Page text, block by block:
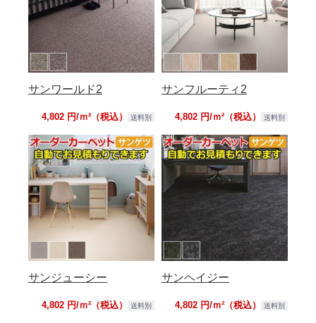
サンワールド2
4,802 円/ｍ²（税込） 送料別
サンフルーティ2
4,802 円/ｍ²（税込） 送料別
サンジューシー
4,802 円/ｍ²（税込） 送料別
サンヘイジー
4,802 円/ｍ²（税込） 送料別